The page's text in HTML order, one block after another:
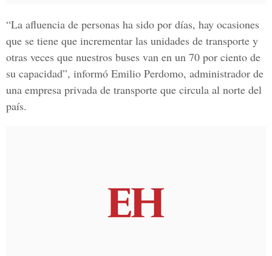
“La afluencia de personas ha sido por días, hay ocasiones
que se tiene que incrementar las unidades de transporte y
otras veces que nuestros buses van en un 70 por ciento de
su capacidad”, informó Emilio Perdomo, administrador de
una empresa privada de transporte que circula al norte del
país.